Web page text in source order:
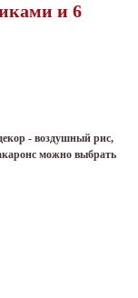
и 6
- воздушный рис,
можно выбрать